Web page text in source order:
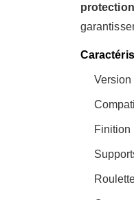
Version
Finition